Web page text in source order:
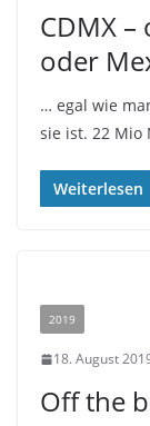
CDMX
oder
… egal wie
sie ist. 22 Mio
Weiterlesen
2019
18. August
Off the